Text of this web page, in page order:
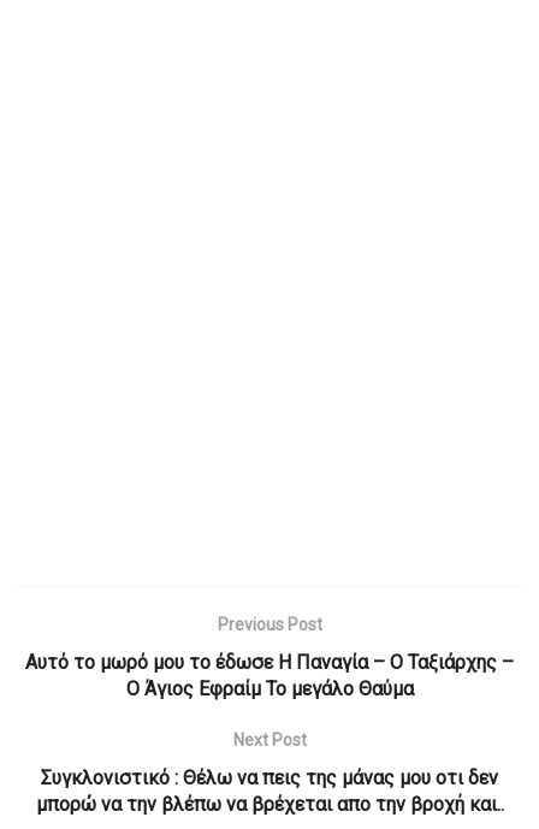
Previous Post
Αυτό το μωρό μου το έδωσε Η Παναγία – Ο Ταξιάρχης –
Ο Άγιος Εφραίμ Το μεγάλο Θαύμα
Next Post
Συγκλονιστικό : Θέλω να πεις της μάνας μου οτι δεν
μπορώ να την βλέπω να βρέχεται απο την βροχή και..